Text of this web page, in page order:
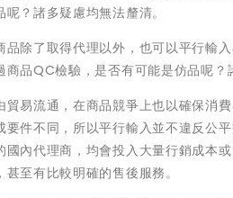
？諸多疑慮均無法釐清。
品除了取得代理以外，也可以平行輸
商品QC檢驗，是否有可能是仿品呢？
貿易流通，在商品競爭上也以確保消
要件不同，所以平行輸入並不違反公
國內代理商，均會投入大量行銷成本
至有比較明確的售後服務。